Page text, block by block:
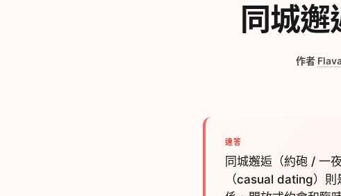
同城
作者
速答
同城邂逅（約砲 / 一
（casual dating）